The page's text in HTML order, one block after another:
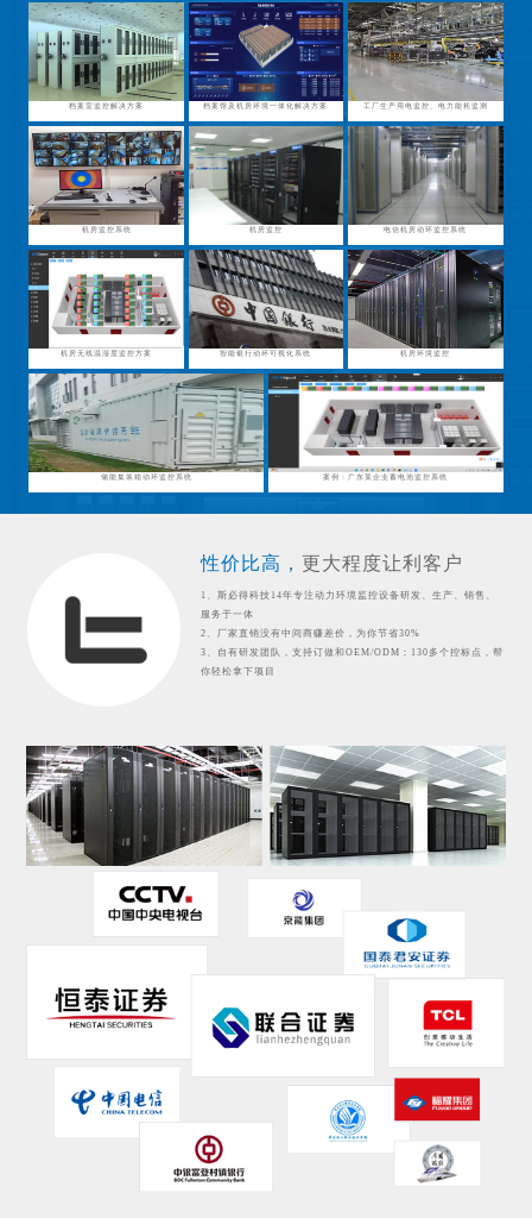
档案室监控解决方案 档案馆及机房环境一体化解决方案 工厂生产用电监控、电力能耗监测
机房监控系统 机房监控 电信机房动环监控系统
机房无线温湿度监控方案 智能银行动环可视化系统 机房环境监控
储能集装箱动环监控系统 案例：广东某企业蓄电池监控系统
性价比高， 更大程度让利客户
1、斯必得科技14年专注动力环境监控设备研发、生产、销售、
服务于一体
2、厂家直销没有中间商赚差价，为你节省30%
3、自有研发团队，支持订做和OEM/ODM；130多个控标点，帮
你轻松拿下项目